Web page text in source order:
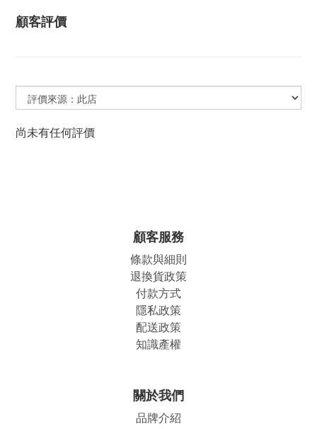
顧客評價
尚未有任何評價
顧客服務
條款與細則
退換貨政策
付款方式
隱私政策
配送政策
知識產權
關於我們
品牌介紹